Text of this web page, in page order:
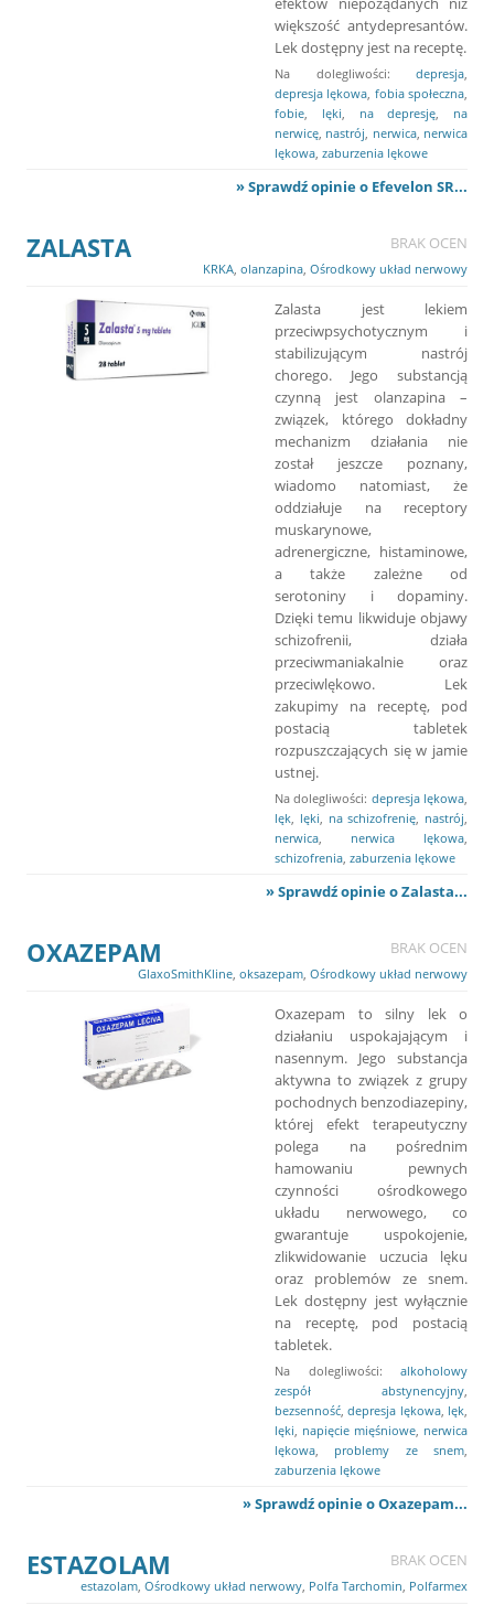
większość antydepresantów.
Lek dostępny jest na receptę.
Na dolegliwości: depresja
depresja lękowa fobia społeczna
fobie
lęki na depresję
na
nerwicę nastrój nerwica, nerwica
lękowa zaburzenia lękowe
» Sprawdź opinie o Efevelon SR...
ZALASTA BRAK OCEN
KRKA olanzapina Ośrodkowy układ nerwowy
Zalasta jest lekiem
przeciwpsychotycznym i
stabilizującym nastrój
chorego. Jego substancją
czynną jest olanzapina –
związek, którego dokładny
mechanizm działania nie
został jeszcze poznany,
wiadomo natomiast, że
oddziałuje na receptory
muskarynowe,
adrenergiczne, histaminowe,
a także zależne od
serotoniny i dopaminy.
Dzięki temu likwiduje objawy
schizofrenii, działa
przeciwmaniakalnie oraz
przeciwlękowo. Lek
zakupimy na receptę, pod
postacią tabletek
rozpuszczających się w jamie
ustnej.
Na dolegliwości: depresja lękowa
lęk lęki na schizofrenię nastrój
nerwica
nerwica lękowa
schizofrenia zaburzenia lękowe
» Sprawdź opinie o Zalasta...
OXAZEPAM BRAK OCEN
GlaxoSmithKline oksazepam Ośrodkowy układ nerwowy
Oxazepam to silny lek o
działaniu uspokajającym i
nasennym. Jego substancja
aktywna to związek z grupy
pochodnych benzodiazepiny,
której efekt terapeutyczny
polega na pośrednim
hamowaniu pewnych
czynności ośrodkowego
układu nerwowego, co
gwarantuje uspokojenie,
zlikwidowanie uczucia lęku
oraz problemów ze snem.
Lek dostępny jest wyłącznie
na receptę, pod postacią
tabletek.
Na dolegliwości: alkoholowy
zespół abstynencyjny
bezsenność ,depresja lękowa, lęk
lęki napięcie mięśniowe nerwica
lękowa
problemy ze snem
zaburzenia lękowe
» Sprawdź opinie o Oxazepam...
ESTAZOLAM BRAK OCEN
estazolam Ośrodkowy układ nerwowy Polfa Tarchomin Polfarmex